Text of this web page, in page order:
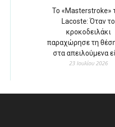
Το «Masterstroke»
Lacoste: Όταν το
κροκοδειλάκι
παραχώρησε τη
στα απειλούμενα
23 Ιουλίου 2026